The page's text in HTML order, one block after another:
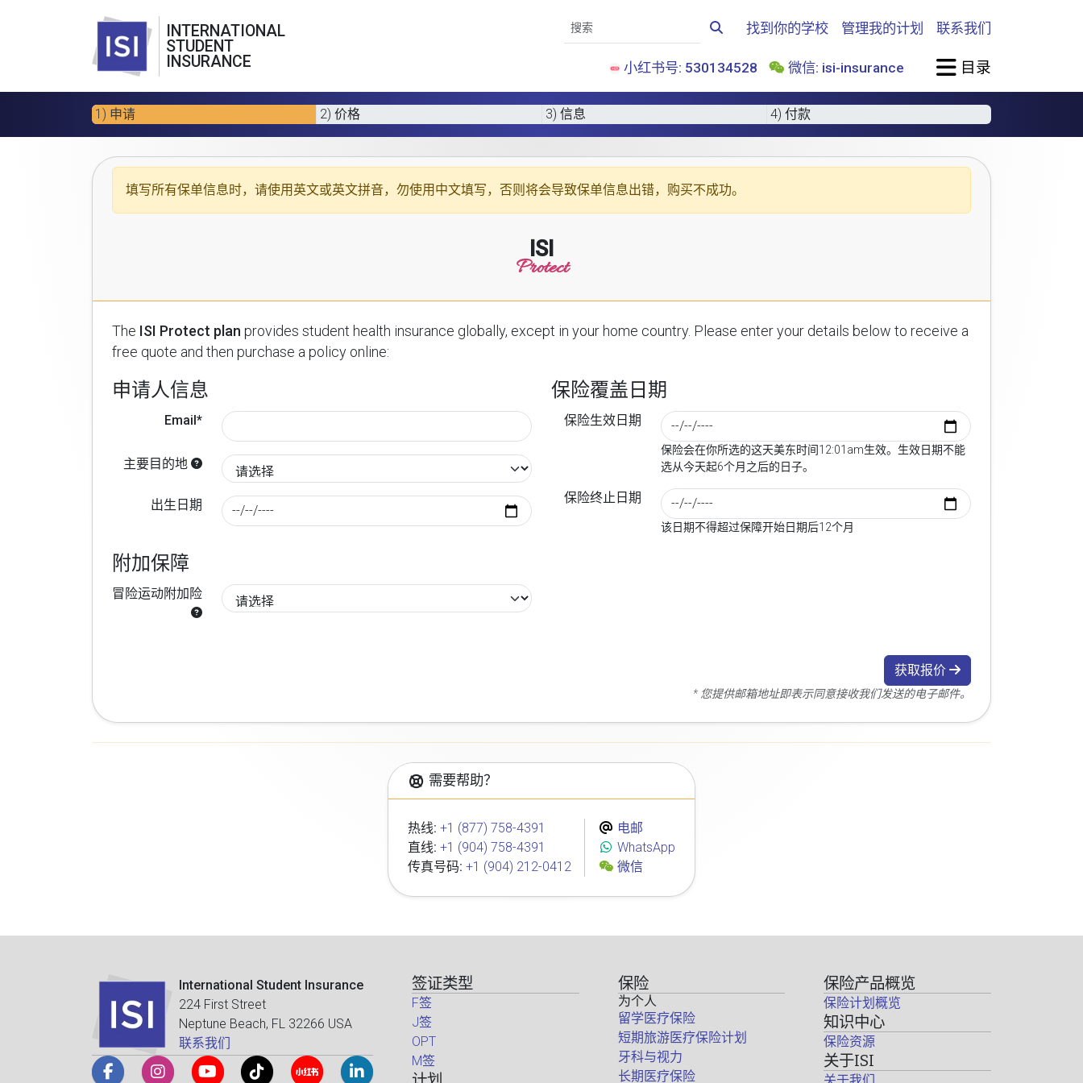
INTERNATIONAL
STUDENT
INSURANCE
找到你的学校 管理我的计划 联系我们
小红书号: 530134528 微信: isi-insurance 目录
1) 申请 2) 价格 3) 信息 4) 付款
填写所有保单信息时，请使用 英文或英文拼音，勿使用中文填写，否则将会导致保单信息出错，购买不成功。
ISI
Protect
The ISI Protect plan provides student health insurance globally, except in your home country. Please enter your details below to receive a
free quote and then purchase a policy online:
申请人信息
Email*
主要目的地
出生日期
保险覆盖日期
保险生效日期
保险会在你所选的这天美东时间12:01am生效。生效日期不能
选从今天起6个月之后的日子。
保险终止日期
该日期不得超过保障开始日期后12个月
附加保障
冒险运动附加险
获取报价
* 您提供邮箱地址即表示同意接收我们发送的电子邮件。
需要帮助？
热线: +1 (877) 758-4391
直线: +1 (904) 758-4391
传真号码: +1 (904) 212-0412
电邮
WhatsApp
微信
International Student Insurance
224 First Street
Neptune Beach, FL 32266 USA
联系我们
签证类型
F签
J签
OPT
M签
保险
为个人
留学医疗保险
短期旅游医疗保险计划
牙科与视力
长期医疗保险
保险产品概览
保险计划概览
知识中心
保险资源
关于ISI